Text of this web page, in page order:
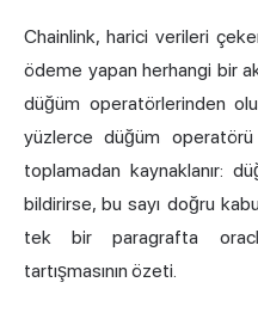
Chainlink, harici verileri
ödeme yapan herhangi bir
düğüm operatörlerinden
yüzlerce düğüm
toplamadan kaynaklanır:
bildirirse, bu sayı doğru
tek bir paragrafta
tartışmasının özeti.